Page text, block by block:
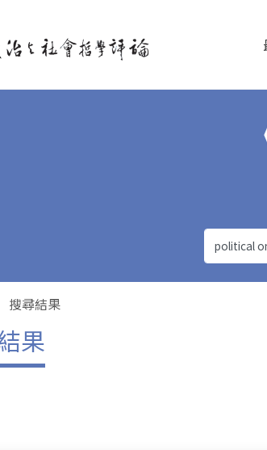
社會哲學評論
搜尋結果
果